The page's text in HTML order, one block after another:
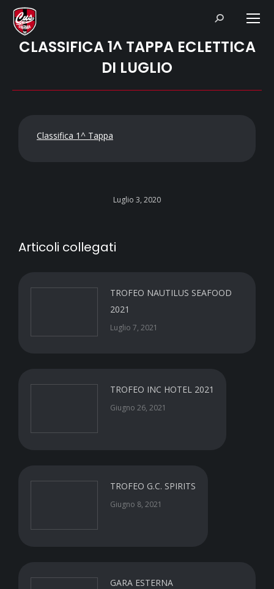
Search:
CLASSIFICA 1^ TAPPA ECLETTICA
DI LUGLIO
Classifica 1^ Tappa
Luglio 3, 2020
Articoli collegati
TROFEO NAUTILUS SEAFOOD
2021
Luglio 7, 2021
TROFEO INC HOTEL 2021
Giugno 26, 2021
TROFEO G.C. SPIRITS
Giugno 8, 2021
GARA ESTERNA